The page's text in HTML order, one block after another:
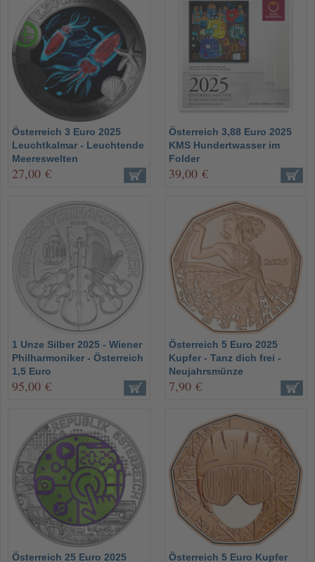
Österreich 3 Euro 2025
Leuchtkalmar - Leuchtende
Meereswelten
27,00 €
Österreich 3,88 Euro 2025
KMS Hundertwasser im
Folder
39,00 €
1 Unze Silber 2025 - Wiener
Philharmoniker - Österreich
1,5 Euro
95,00 €
Österreich 5 Euro 2025
Kupfer - Tanz dich frei -
Neujahrsmünze
7,90 €
Österreich 25 Euro 2025 Österreich 5 Euro Kupfer